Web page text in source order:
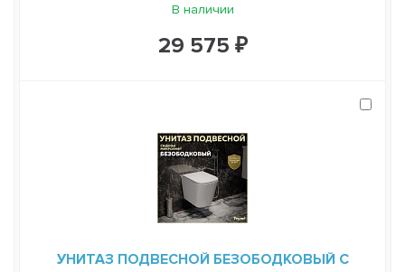
В наличии
29 575 ₽
УНИТАЗ ПОДВЕСНОЙ БЕЗОБОДКОВЫЙ С